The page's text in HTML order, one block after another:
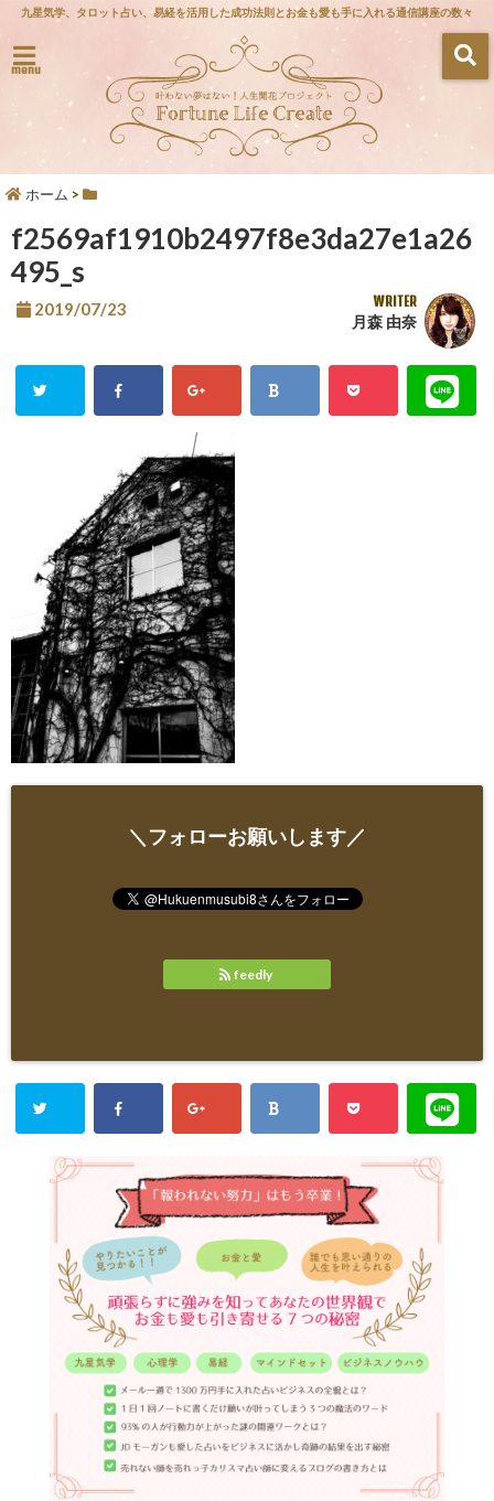
九星気学、タロット占い、易経を活用した成功法則とお金も愛も手に入れる通信講座の数々
menu
ホーム >
f2569af1910b2497f8e3da27e1a26
495_s
2019/07/23 WRITER
月森 由奈
＼フォローお願いします／
feedly